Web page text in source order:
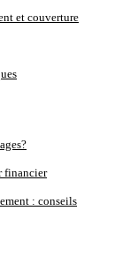
et couverture
financier
: conseils